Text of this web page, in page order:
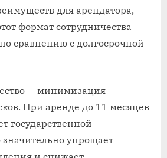
для арендатора,
формат сотрудничества
сравнению с долгосрочной
— минимизация
При аренде до 11 месяцев
государственной
значительно упрощает